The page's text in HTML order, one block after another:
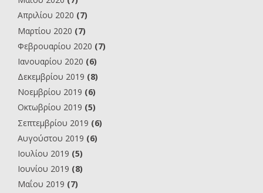
Απριλίου 2020 (7)
Μαρτίου 2020 (7)
Φεβρουαρίου 2020 (7)
Ιανουαρίου 2020 (6)
Δεκεμβρίου 2019 (8)
Νοεμβρίου 2019 (6)
Οκτωβρίου 2019 (5)
Σεπτεμβρίου 2019 (6)
Αυγούστου 2019 (6)
Ιουλίου 2019 (5)
Ιουνίου 2019 (8)
Μαΐου 2019 (7)